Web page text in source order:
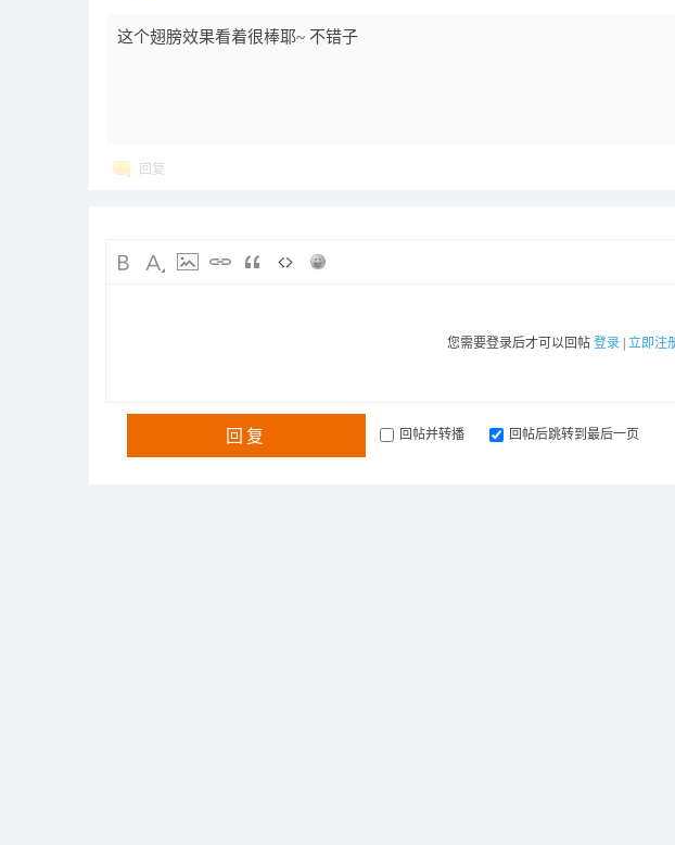
这个翅膀效果看着很棒耶~ 不错子
回复
您需要登录后才可以回帖 登录 立即注
回复 回帖并转播 回帖后跳转到最后一页